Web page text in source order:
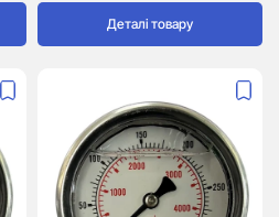
Деталі товару